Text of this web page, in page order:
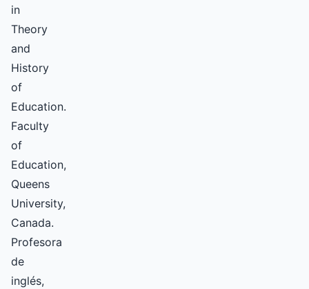
in
Theory
and
History
of
Education.
Faculty
of
Education,
Queens
University,
Canada.
Profesora
de
inglés,